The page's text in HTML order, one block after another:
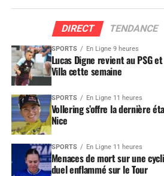
DIRECT TENDANCE
SPORTS En Ligne 9 heures
Lucas Digne revient au PSG
Villa cette semaine
SPORTS En Ligne 11 heures
Vollering s’offre la dernière
Nice
SPORTS En Ligne 11 heures
Menaces de mort sur une
duel enflammé sur le Tour